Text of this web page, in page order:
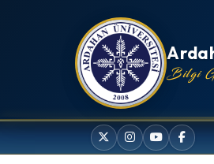
Bilgi